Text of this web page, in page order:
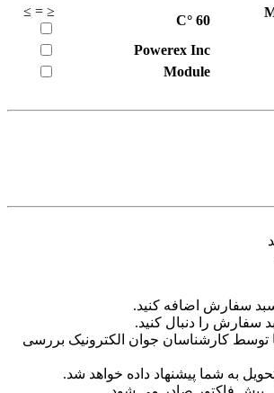
60
°C
≤
=
≥
Powerex Inc
Module
سفارش اضافه کنید.
سفارش را دنبال کنید.
کارشناسان جوان الکترونیک بررسی
به شما پیشنهاد داده خواهد شد.